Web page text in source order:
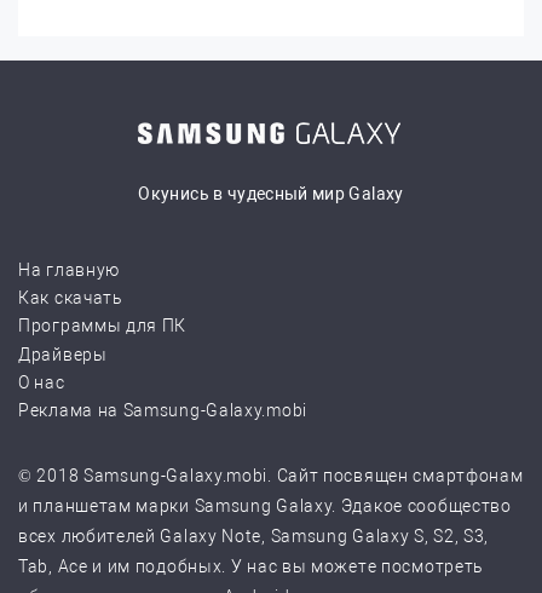
Окунись в чудесный мир Galaxy
На главную
Как скачать
Программы для ПК
Драйверы
О нас
Реклама на Samsung-Galaxy.mobi
© 2018 Samsung-Galaxy.mobi. Сайт посвящен смартфонам
и планшетам марки Samsung Galaxy. Эдакое сообщество
всех любителей Galaxy Note, Samsung Galaxy S, S2, S3,
Tab, Ace и им подобных. У нас вы можете посмотреть